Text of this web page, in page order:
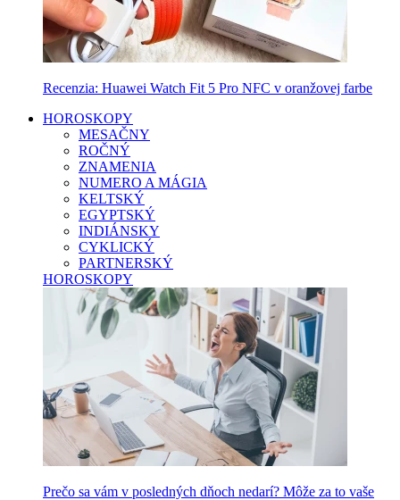
Recenzia: Huawei Watch Fit 5 Pro NFC v oranžovej farbe
HOROSKOPY
MESAČNY
ROČNÝ
ZNAMENIA
NUMERO A MÁGIA
KELTSKÝ
EGYPTSKÝ
INDIÁNSKY
CYKLICKÝ
PARTNERSKÝ
HOROSKOPY
Prečo sa vám v posledných dňoch nedarí? Môže za to vaše